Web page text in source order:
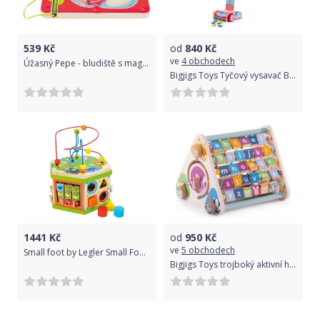
539 Kč
Úžasný Pepe - bludiště s magnetickou hůlkou
od 840 Kč
ve 4 obchodech
Bigjigs Toys Tyčový vysavač Bigjigs Toys
1441 Kč
Small foot by Legler Small Foot Velká motorická kostka safari poškozený obal
od 950 Kč
ve 5 obchodech
Bigjigs Toys trojboký aktivní hranol počty a abeceda se zvířátky